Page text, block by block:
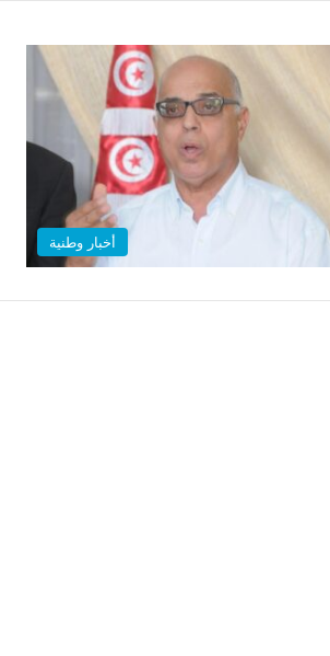
أخبار وطنية